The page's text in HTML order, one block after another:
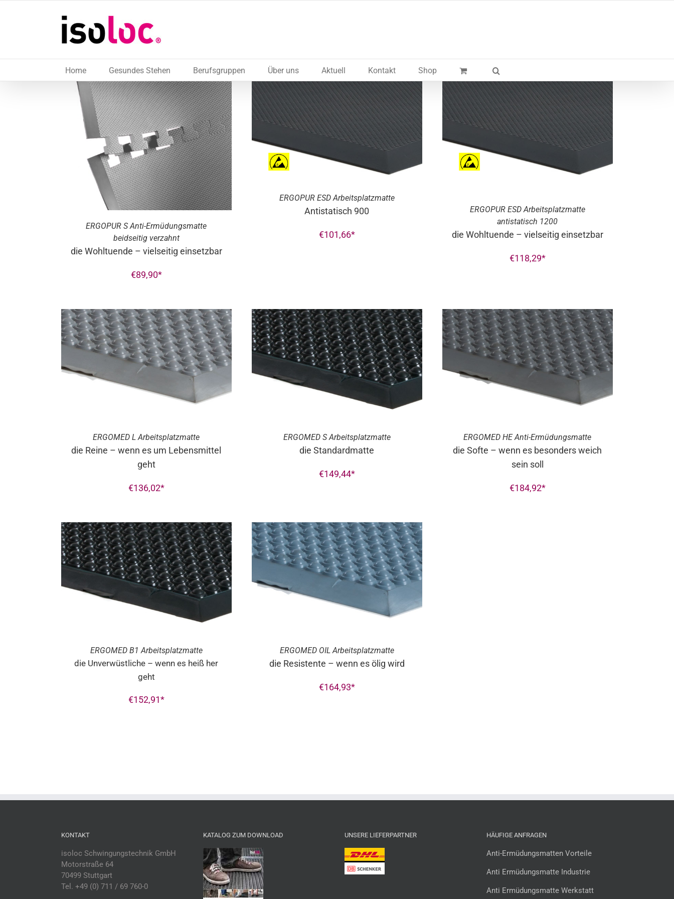
Home Gesundes Stehen Berufsgruppen Über uns Aktuell Kontakt Shop
ERGOPUR S Anti-Ermüdungsmatte
beidseitig verzahnt
die Wohltuende – vielseitig einsetzbar
€89,90
ERGOPURESD Arbeitsplatzmatte
Antistatisch 900
€101,66
ERGOPURESD Arbeitsplatzmatte
antistatisch 1200
die Wohltuende – vielseitig einsetzbar
€118,29
ERGOMED L Arbeitsplatzmatte
die Reine – wenn es um Lebensmittel
geht
€136,02
ERGOMEDS Arbeitsplatzmatte
die Standardmatte
€149,44
ERGOMED HE Anti-Ermüdungsmatte
die Softe – wenn es besonders weich
sein soll
€184,92
ERGOMEDB1 Arbeitsplatzmatte
die Unverwüstliche – wenn es heiß her
geht
€152,91
ERGOMEDOIL Arbeitsplatzmatte
die Resistente – wenn es ölig wird
€164,93
KONTAKT
isoloc Schwingungstechnik GmbH
Motorstraße 64
70499 Stuttgart
Tel. +49 (0) 711 / 69 760-0
KATALOG ZUM DOWNLOAD UNSERE LIEFERPARTNER HÄUFIGE ANFRAGEN
Anti-Ermüdungsmatten Vorteile
Anti Ermüdungsmatte Industrie
Anti Ermüdungsmatte Werkstatt